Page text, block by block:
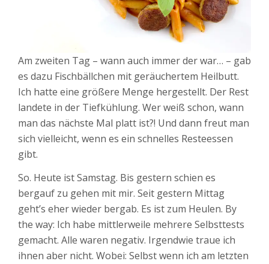
Am zweiten Tag – wann auch immer der war… – gab
es dazu Fischbällchen mit geräuchertem Heilbutt.
Ich hatte eine größere Menge hergestellt. Der Rest
landete in der Tiefkühlung. Wer weiß schon, wann
man das nächste Mal platt ist?! Und dann freut man
sich vielleicht, wenn es ein schnelles Resteessen
gibt.
So. Heute ist Samstag. Bis gestern schien es
bergauf zu gehen mit mir. Seit gestern Mittag
geht’s eher wieder bergab. Es ist zum Heulen. By
the way: Ich habe mittlerweile mehrere Selbsttests
gemacht. Alle waren negativ. Irgendwie traue ich
ihnen aber nicht. Wobei: Selbst wenn ich am letzten